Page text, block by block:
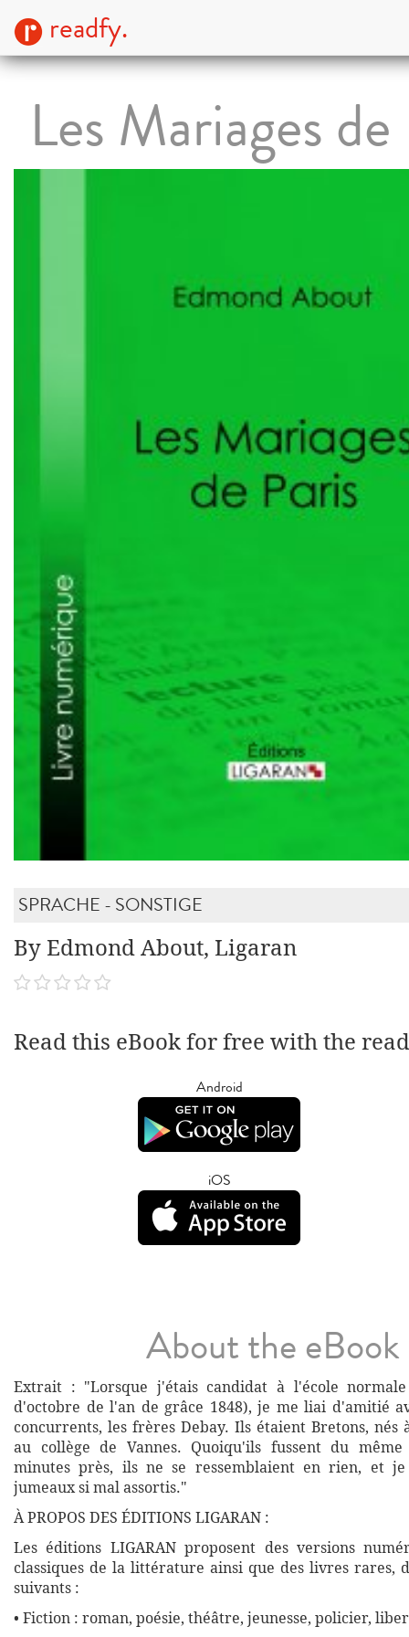
readfy.
Les Mariages
SPRACHE - SONSTIGE
By Edmond About, Ligaran
Read this eBook for free with the
Android
iOS
About the eBook
Extrait : "Lorsque j'étais candidat à l'école
d'octobre de l'an de grâce 1848), je me liai d'amitié
concurrents, les frères Debay. Ils étaient Bretons, nés
au collège de Vannes. Quoiqu'ils fussent du
minutes près, ils ne se ressemblaient en rien, et
jumeaux si mal assortis."
À PROPOS DES ÉDITIONS LIGARAN :
Les éditions LIGARAN proposent des versions
classiques de la littérature ainsi que des livres rares,
suivants :
• Fiction : roman, poésie, théâtre, jeunesse, policier,